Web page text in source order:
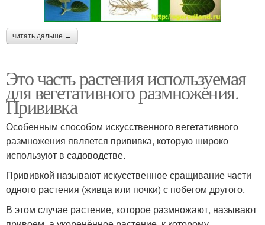
читать дальше →
Это часть растения используемая
для вегетативного размножения.
Прививка
Особенным способом искусственного вегетативного
размножения является прививка, которую широко
используют в садоводстве.
Прививкой называют искусственное сращивание части
одного растения (живца или почки) с побегом другого.
В этом случае растение, которое размножают, называют